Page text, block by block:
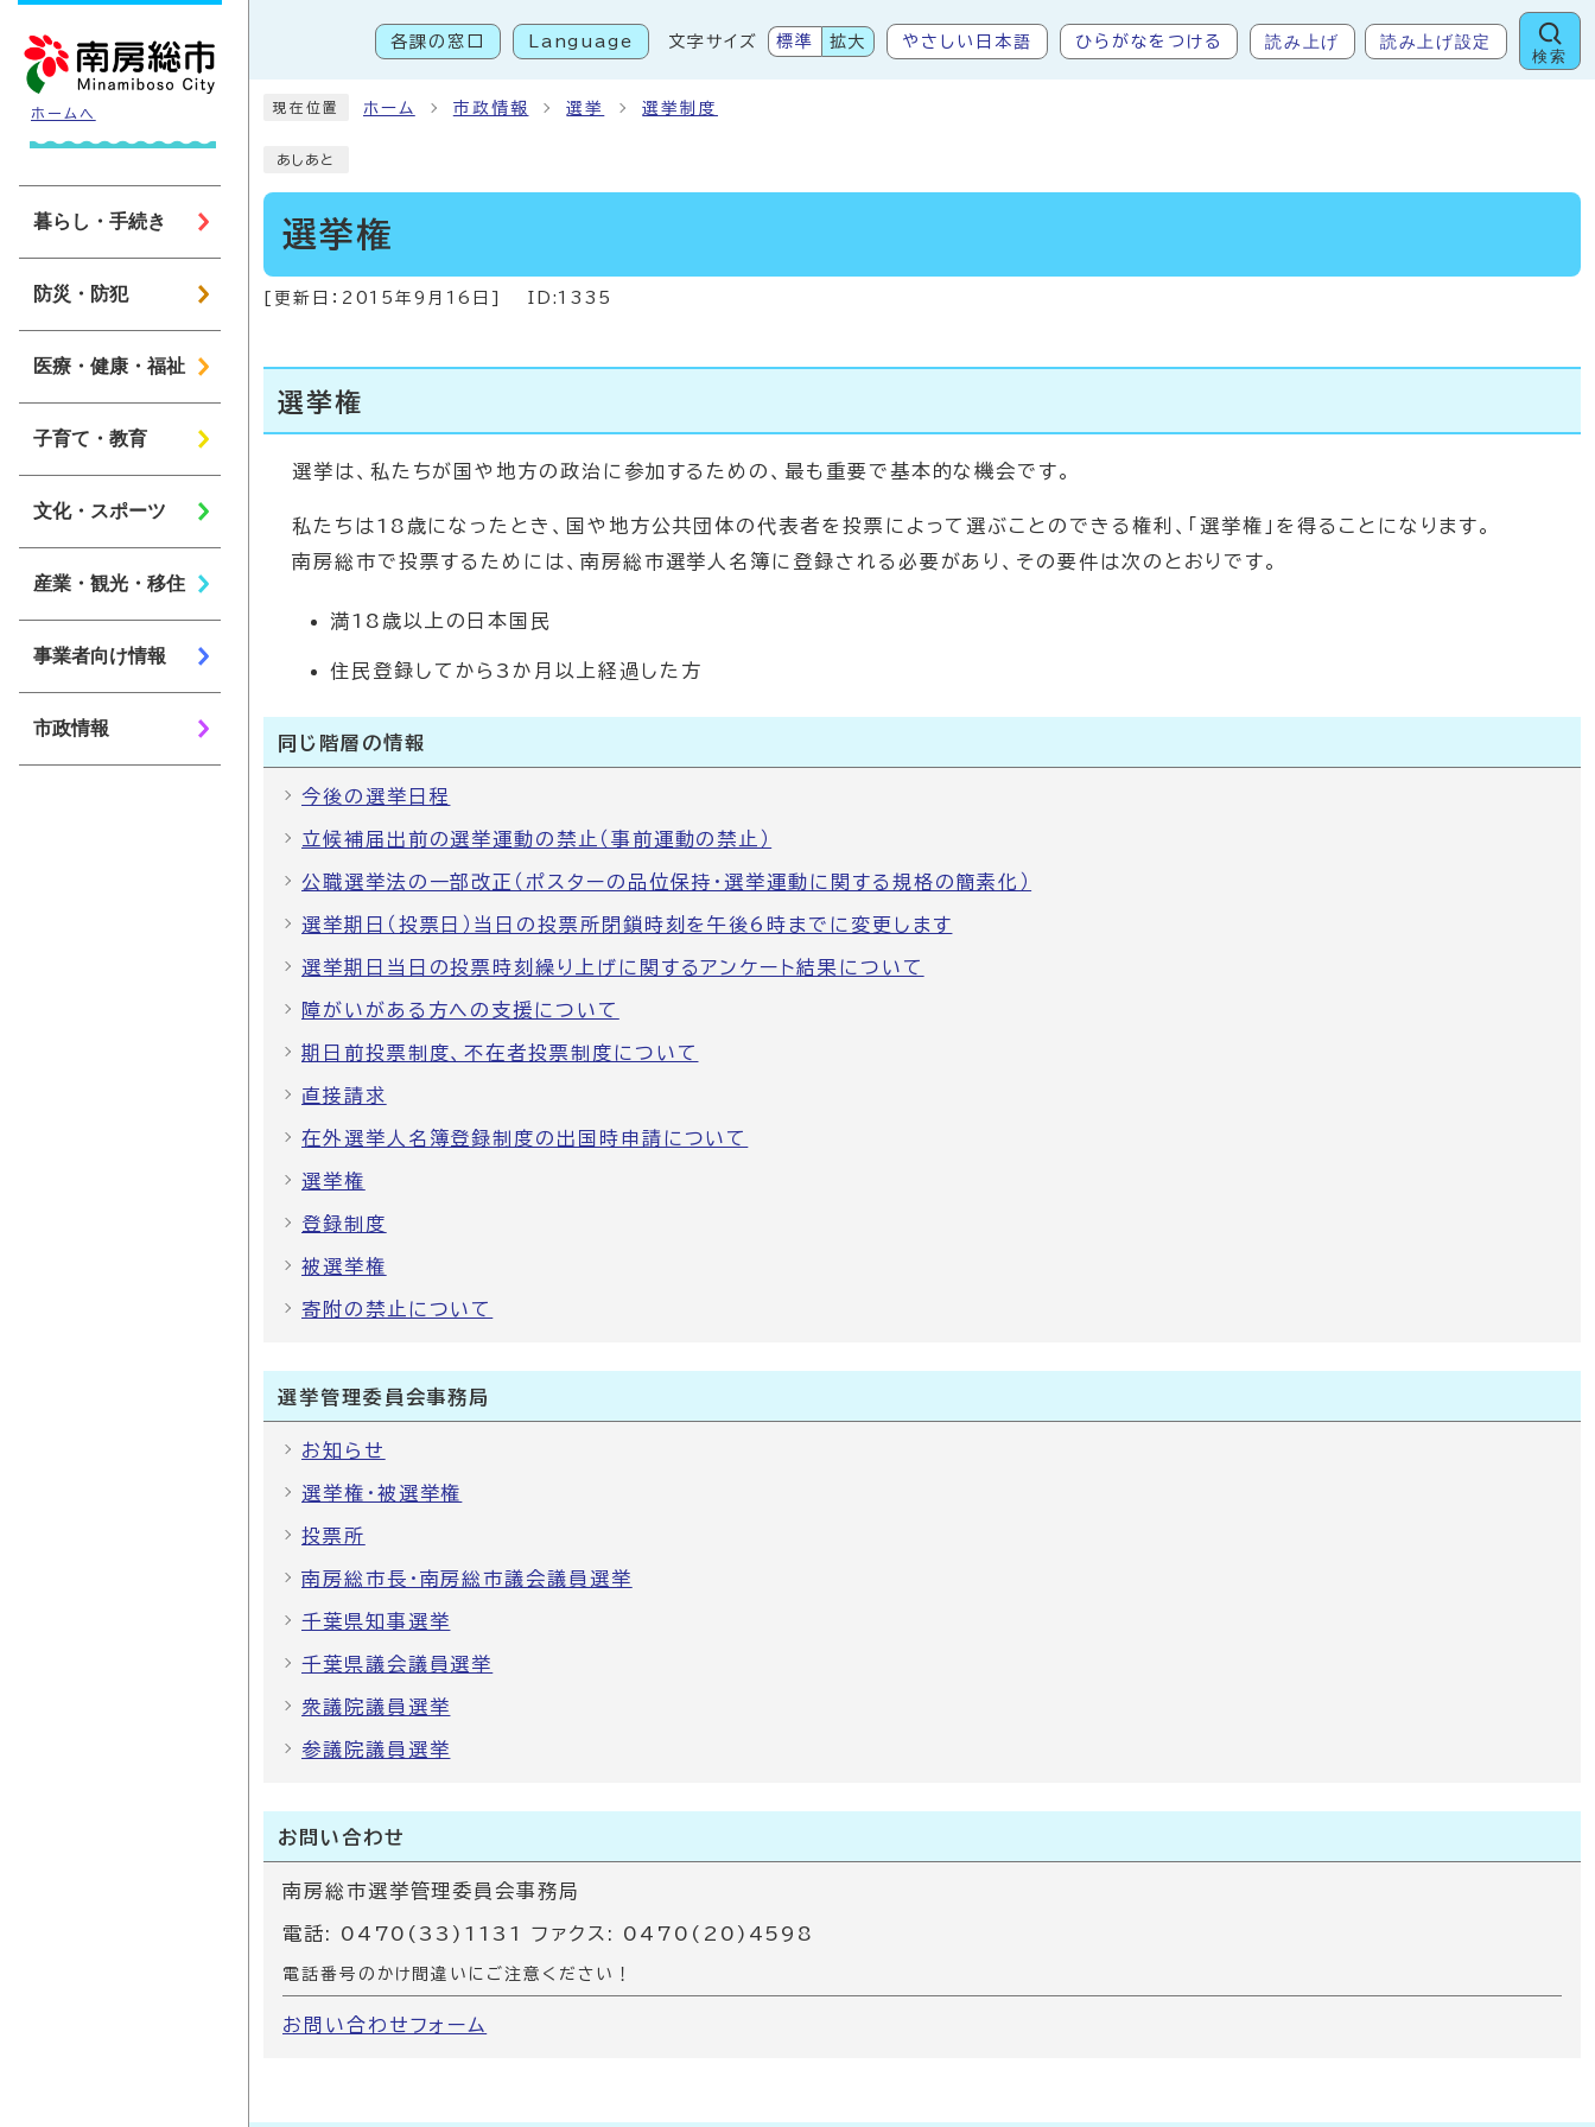
各課の窓口 Language 文字サイズ 標準 拡大 やさしい日本語 ひらがなをつける 読み上げ 読み上げ設定
検索
ホームへ
暮らし・手続き
防災・防犯
医療・健康・福祉
子育て・教育
文化・スポーツ
産業・観光・移住
事業者向け情報
市政情報
現在位置 ホーム 市政情報 選挙 選挙制度
あしあと
選挙権
[更新日： 2015年9月16日 ID:1335
選挙権
選挙は、私たちが国や地方の政治に参加するための、最も重要で基本的な機会です。
私たちは18歳になったとき、国や地方公共団体の代表者を投票によって選ぶことのできる権利、「選挙権」を得ることになります。
南房総市で投票するためには、南房総市選挙人名簿に登録される必要があり、その要件は次のとおりです。
満18歳以上の日本国民
住民登録してから3か月以上経過した方
同じ階層の情報
今後の選挙日程
立候補届出前の選挙運動の禁止（事前運動の禁止）
公職選挙法の一部改正（ポスターの品位保持・選挙運動に関する規格の簡素化）
選挙期日（投票日）当日の投票所閉鎖時刻を午後6時までに変更します
選挙期日当日の投票時刻繰り上げに関するアンケート結果について
障がいがある方への支援について
期日前投票制度、不在者投票制度について
直接請求
在外選挙人名簿登録制度の出国時申請について
選挙権
登録制度
被選挙権
寄附の禁止について
選挙管理委員会事務局
お知らせ
選挙権・被選挙権
投票所
南房総市長・南房総市議会議員選挙
千葉県知事選挙
千葉県議会議員選挙
衆議院議員選挙
参議院議員選挙
お問い合わせ
南房総市選挙管理委員会事務局
電話: 0470(33)1131 ファクス: 0470(20)4598
電話番号のかけ間違いにご注意ください！
お問い合わせフォーム